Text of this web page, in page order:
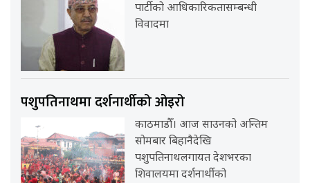
पार्टीको आधिकारिकतासम्बन्धी
विवादमा
पशुपतिनाथमा दर्शनार्थीको ओइरो
काठमाडौँ। आज साउनको अन्तिम
सोमबार बिहानैदेखि
पशुपतिनाथलगायत देशभरका
शिवालयमा दर्शनार्थीको